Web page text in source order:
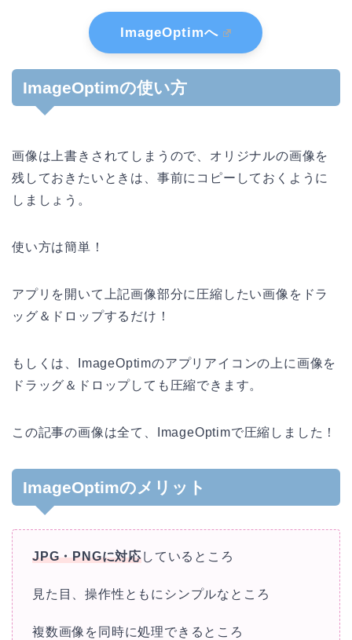
ImageOptimへ
ImageOptimの使い方
画像は上書きされてしまうので、オリジナルの画像を
残しておきたいときは、事前にコピーしておくように
しましょう。
使い方は簡単！
アプリを開いて上記画像部分に圧縮したい画像をドラ
ッグ＆ドロップするだけ！
もしくは、ImageOptimのアプリアイコンの上に画像を
ドラッグ＆ドロップしても圧縮できます。
この記事の画像は全て、ImageOptimで圧縮しました！
ImageOptimのメリット
JPG・PNGに対応しているところ
見た目、操作性ともにシンプルなところ
複数画像を同時に処理できるところ